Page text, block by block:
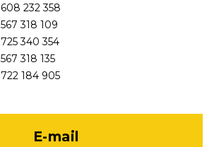
608 232 358
567 318 109
725 340 354
567 318 135
722 184 905
E-mail